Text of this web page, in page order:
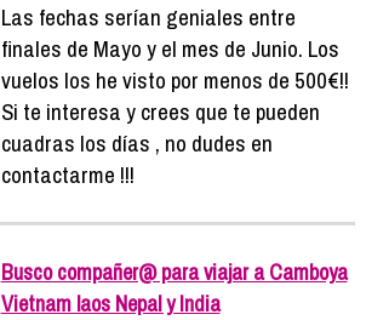
Las fechas serían geniales entre
finales de Mayo y el mes de Junio. Los
vuelos los he visto por menos de 500€!!
Si te interesa y crees que te pueden
cuadras los días , no dudes en
contactarme !!!
Busco compañer@ para viajar a Camboya
Vietnam laos Nepal y India